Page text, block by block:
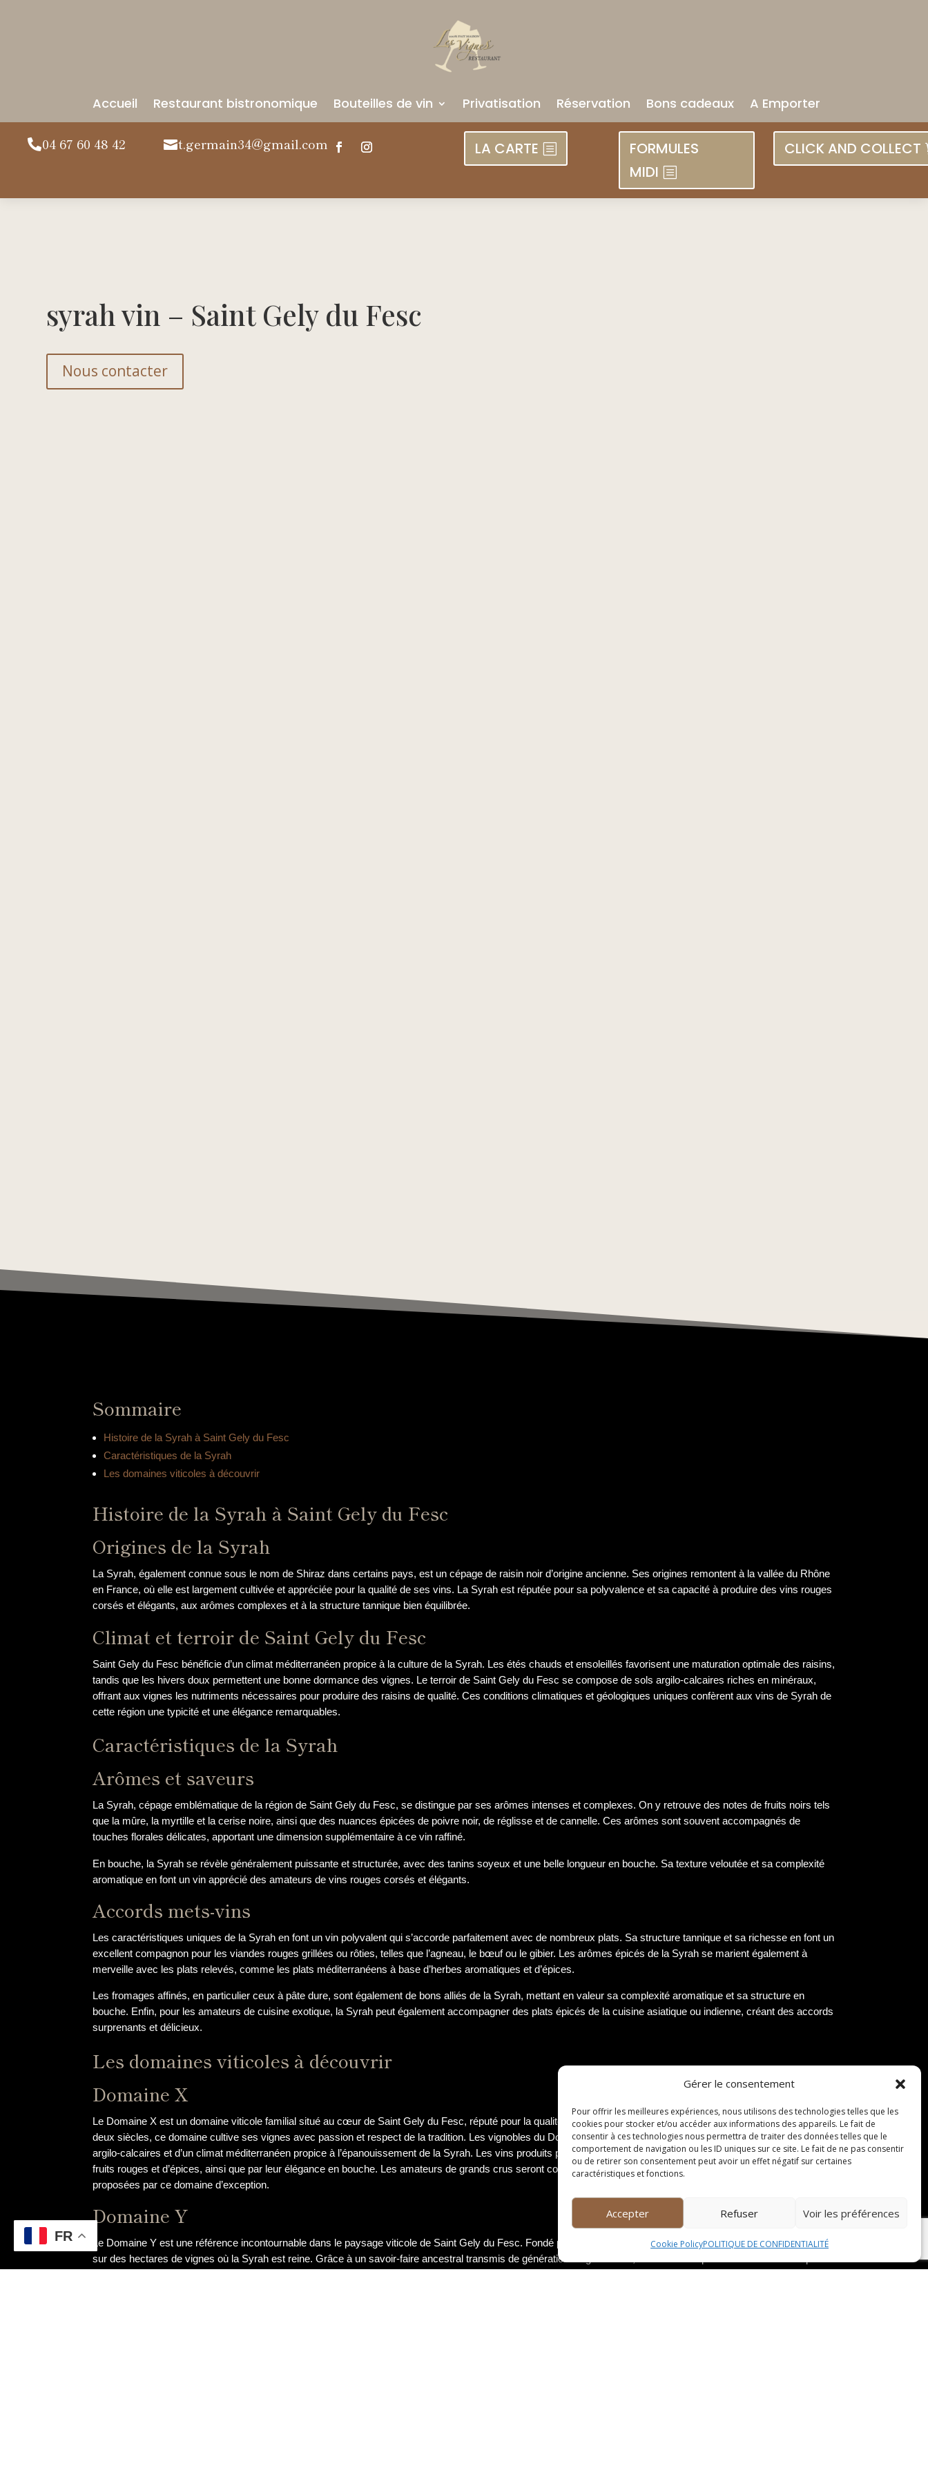
Gérer le consentement
Pour offrir les meilleures expériences, nous utilisons des technologies telles que les
cookies pour stocker et/ou accéder aux informations des appareils. Le fait de
consentir à ces technologies nous permettra de traiter des données telles que le
comportement de navigation ou les ID uniques sur ce site. Le fait de ne pas consentir
ou de retirer son consentement peut avoir un effet négatif sur certaines
caractéristiques et fonctions.
Accepter Refuser Voir les préférences
Cookie PolicyPOLITIQUE DE CONFIDENTIALITÉ
Accueil Restaurant bistronomique Bouteilles de vin Privatisation Réservation Bons cadeaux A Emporter
04 67 60 48 42 t.germain34@gmail.com LA CARTE
FORMULES
MIDI
CLICK AND COLLECT
syrah vin – Saint Gely du Fesc
Nous contacter
Sommaire
Histoire de la Syrah à Saint Gely du Fesc
Caractéristiques de la Syrah
Les domaines viticoles à découvrir
Histoire de la Syrah à Saint Gely du Fesc
Origines de la Syrah
La Syrah, également connue sous le nom de Shiraz dans certains pays, est un cépage de raisin noir d’origine ancienne. Ses origines remontent à la vallée du Rhône
en France, où elle est largement cultivée et appréciée pour la qualité de ses vins. La Syrah est réputée pour sa polyvalence et sa capacité à produire des vins rouges
corsés et élégants, aux arômes complexes et à la structure tannique bien équilibrée.
Climat et terroir de Saint Gely du Fesc
Saint Gely du Fesc bénéficie d’un climat méditerranéen propice à la culture de la Syrah. Les étés chauds et ensoleillés favorisent une maturation optimale des raisins,
tandis que les hivers doux permettent une bonne dormance des vignes. Le terroir de Saint Gely du Fesc se compose de sols argilo-calcaires riches en minéraux,
offrant aux vignes les nutriments nécessaires pour produire des raisins de qualité. Ces conditions climatiques et géologiques uniques confèrent aux vins de Syrah de
cette région une typicité et une élégance remarquables.
Caractéristiques de la Syrah
Arômes et saveurs
La Syrah, cépage emblématique de la région de Saint Gely du Fesc, se distingue par ses arômes intenses et complexes. On y retrouve des notes de fruits noirs tels
que la mûre, la myrtille et la cerise noire, ainsi que des nuances épicées de poivre noir, de réglisse et de cannelle. Ces arômes sont souvent accompagnés de
touches florales délicates, apportant une dimension supplémentaire à ce vin raffiné.
En bouche, la Syrah se révèle généralement puissante et structurée, avec des tanins soyeux et une belle longueur en bouche. Sa texture veloutée et sa complexité
aromatique en font un vin apprécié des amateurs de vins rouges corsés et élégants.
Accords mets-vins
Les caractéristiques uniques de la Syrah en font un vin polyvalent qui s’accorde parfaitement avec de nombreux plats. Sa structure tannique et sa richesse en font un
excellent compagnon pour les viandes rouges grillées ou rôties, telles que l’agneau, le bœuf ou le gibier. Les arômes épicés de la Syrah se marient également à
merveille avec les plats relevés, comme les plats méditerranéens à base d’herbes aromatiques et d’épices.
Les fromages affinés, en particulier ceux à pâte dure, sont également de bons alliés de la Syrah, mettant en valeur sa complexité aromatique et sa structure en
bouche. Enfin, pour les amateurs de cuisine exotique, la Syrah peut également accompagner des plats épicés de la cuisine asiatique ou indienne, créant des accords
surprenants et délicieux.
Les domaines viticoles à découvrir
Domaine X
Le Domaine X est un domaine viticole familial situé au cœur de Saint Gely du Fesc, réputé pour la qualité exceptionnelle de ses vins de Syrah. Fondé il y a plus de
deux siècles, ce domaine cultive ses vignes avec passion et respect de la tradition. Les vignobles du Domaine X bénéficient d’un terroir unique, composé de sols
argilo-calcaires et d’un climat méditerranéen propice à l’épanouissement de la Syrah. Les vins produits par le Domaine X se distinguent par leurs arômes subtils de
fruits rouges et d’épices, ainsi que par leur élégance en bouche. Les amateurs de grands crus seront comblés par la dégustation des cuvées prestigieuses
proposées par ce domaine d’exception.
Domaine Y
Le Domaine Y est une référence incontournable dans le paysage viticole de Saint Gely du Fesc. Fondé par une famille de vignerons passionnés, ce domaine s’étend
sur des hectares de vignes où la Syrah est reine. Grâce à un savoir-faire ancestral transmis de génération en génération, le Domaine Y produit des vins d’une qualité
FR